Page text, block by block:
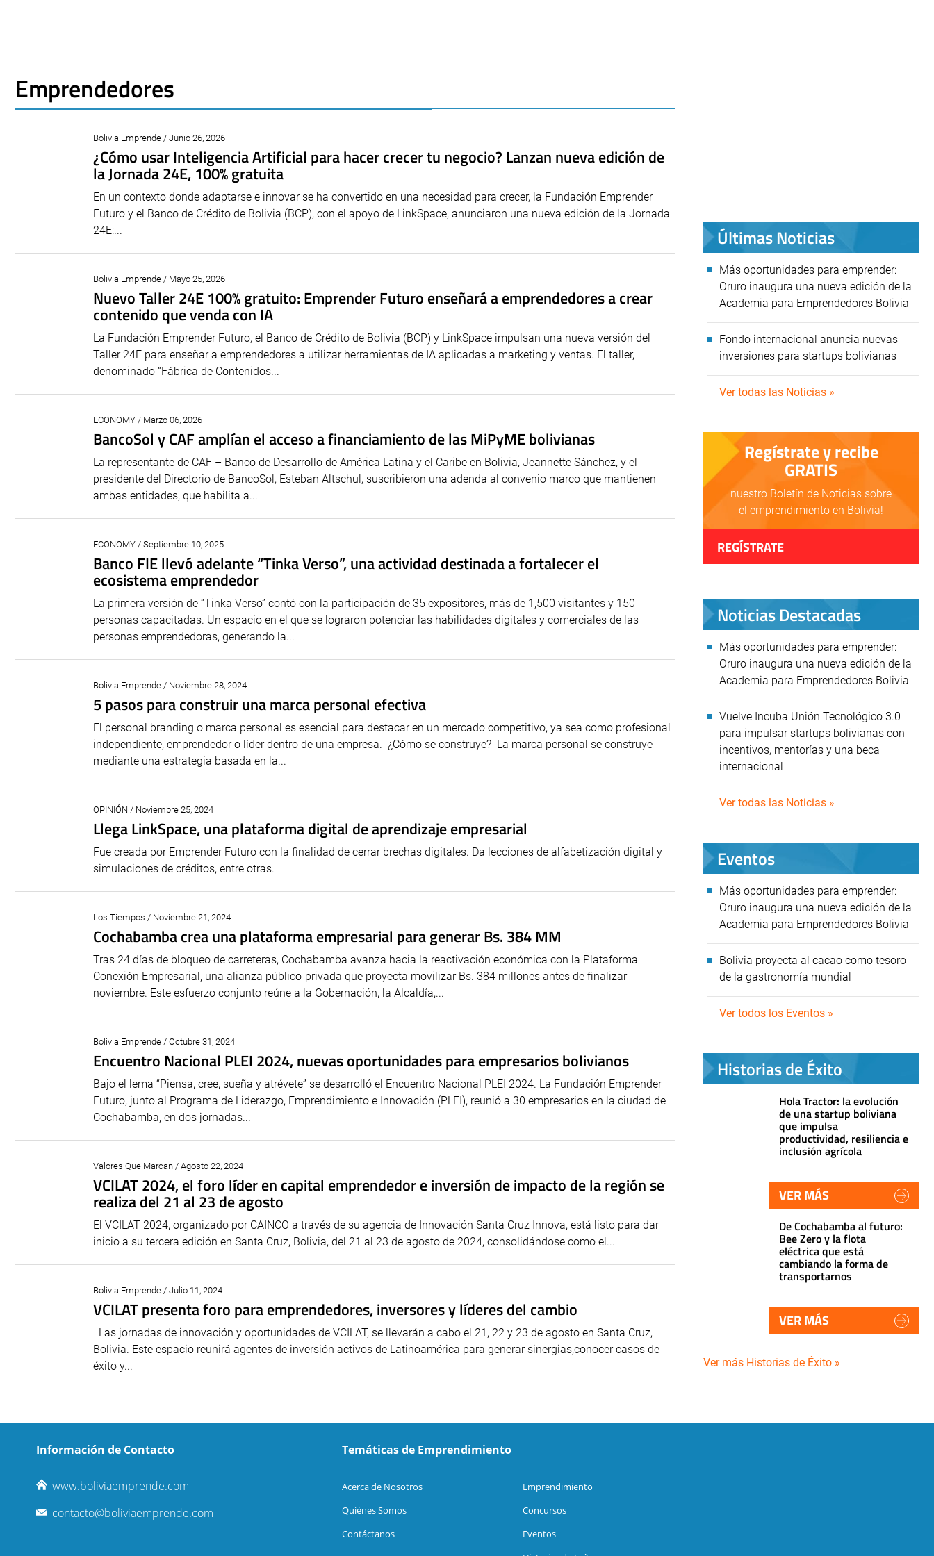
Emprendedores
Bolivia Emprende / Junio 26, 2026
¿Cómo usar Inteligencia Artificial para hacer crecer tu negocio? Lanzan nueva edición de
la Jornada 24E, 100% gratuita
En un contexto donde adaptarse e innovar se ha convertido en una necesidad para crecer, la Fundación Emprender
Futuro y el Banco de Crédito de Bolivia (BCP), con el apoyo de LinkSpace, anunciaron una nueva edición de la Jornada
24E:...
Bolivia Emprende / Mayo 25, 2026
Nuevo Taller 24E 100% gratuito: Emprender Futuro enseñará a emprendedores a crear
contenido que venda con IA
La Fundación Emprender Futuro, el Banco de Crédito de Bolivia (BCP) y LinkSpace impulsan una nueva versión del
Taller 24E para enseñar a emprendedores a utilizar herramientas de IA aplicadas a marketing y ventas. El taller,
denominado “Fábrica de Contenidos...
ECONOMY / Marzo 06, 2026
BancoSol y CAF amplían el acceso a financiamiento de las MiPyME bolivianas
La representante de CAF – Banco de Desarrollo de América Latina y el Caribe en Bolivia, Jeannette Sánchez, y el
presidente del Directorio de BancoSol, Esteban Altschul, suscribieron una adenda al convenio marco que mantienen
ambas entidades, que habilita a...
ECONOMY / Septiembre 10, 2025
Banco FIE llevó adelante “Tinka Verso”, una actividad destinada a fortalecer el
ecosistema emprendedor
La primera versión de “Tinka Verso” contó con la participación de 35 expositores, más de 1,500 visitantes y 150
personas capacitadas. Un espacio en el que se lograron potenciar las habilidades digitales y comerciales de las
personas emprendedoras, generando la...
Bolivia Emprende / Noviembre 28, 2024
5 pasos para construir una marca personal efectiva
El personal branding o marca personal es esencial para destacar en un mercado competitivo, ya sea como profesional
independiente, emprendedor o líder dentro de una empresa. ¿Cómo se construye? La marca personal se construye
mediante una estrategia basada en la...
OPINIÓN / Noviembre 25, 2024
Llega LinkSpace, una plataforma digital de aprendizaje empresarial
Fue creada por Emprender Futuro con la finalidad de cerrar brechas digitales. Da lecciones de alfabetización digital y
simulaciones de créditos, entre otras.
Los Tiempos / Noviembre 21, 2024
Cochabamba crea una plataforma empresarial para generar Bs. 384 MM
Tras 24 días de bloqueo de carreteras, Cochabamba avanza hacia la reactivación económica con la Plataforma
Conexión Empresarial, una alianza público-privada que proyecta movilizar Bs. 384 millones antes de finalizar
noviembre. Este esfuerzo conjunto reúne a la Gobernación, la Alcaldía,...
Bolivia Emprende / Octubre 31, 2024
Encuentro Nacional PLEI 2024, nuevas oportunidades para empresarios bolivianos
Bajo el lema “Piensa, cree, sueña y atrévete” se desarrolló el Encuentro Nacional PLEI 2024. La Fundación Emprender
Futuro, junto al Programa de Liderazgo, Emprendimiento e Innovación (PLEI), reunió a 30 empresarios en la ciudad de
Cochabamba, en dos jornadas...
Valores Que Marcan / Agosto 22, 2024
VCILAT 2024, el foro líder en capital emprendedor e inversión de impacto de la región se
realiza del 21 al 23 de agosto
El VCILAT 2024, organizado por CAINCO a través de su agencia de Innovación Santa Cruz Innova, está listo para dar
inicio a su tercera edición en Santa Cruz, Bolivia, del 21 al 23 de agosto de 2024, consolidándose como el...
Bolivia Emprende / Julio 11, 2024
VCILAT presenta foro para emprendedores, inversores y líderes del cambio
Las jornadas de innovación y oportunidades de VCILAT, se llevarán a cabo el 21, 22 y 23 de agosto en Santa Cruz,
Bolivia. Este espacio reunirá agentes de inversión activos de Latinoamérica para generar sinergias,conocer casos de
éxito y...
Últimas Noticias
Más oportunidades para emprender:
Oruro inaugura una nueva edición de la
Academia para Emprendedores Bolivia
Fondo internacional anuncia nuevas
inversiones para startups bolivianas
Ver todas las Noticias »
Regístrate y recibe
GRATIS
nuestro Boletín de Noticias sobre
el emprendimiento en Bolivia!
REGÍSTRATE
Noticias Destacadas
Más oportunidades para emprender:
Oruro inaugura una nueva edición de la
Academia para Emprendedores Bolivia
Vuelve Incuba Unión Tecnológico 3.0
para impulsar startups bolivianas con
incentivos, mentorías y una beca
internacional
Ver todas las Noticias »
Eventos
Más oportunidades para emprender:
Oruro inaugura una nueva edición de la
Academia para Emprendedores Bolivia
Bolivia proyecta al cacao como tesoro
de la gastronomía mundial
Ver todos los Eventos »
Historias de Éxito
Hola Tractor: la evolución
de una startup boliviana
que impulsa
productividad, resiliencia e
inclusión agrícola
VER MÁS
De Cochabamba al futuro:
Bee Zero y la flota
eléctrica que está
cambiando la forma de
transportarnos
VER MÁS
Ver más Historias de Éxito »
Información de Contacto
www.boliviaemprende.com
contacto@boliviaemprende.com
Temáticas de Emprendimiento
Acerca de Nosotros
Quiénes Somos
Contáctanos
Emprendimiento
Concursos
Eventos